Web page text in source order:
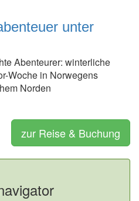
unter
Abenteurer: winterliche
Woche in Norwegens
Norden
zur Reise & Buchung